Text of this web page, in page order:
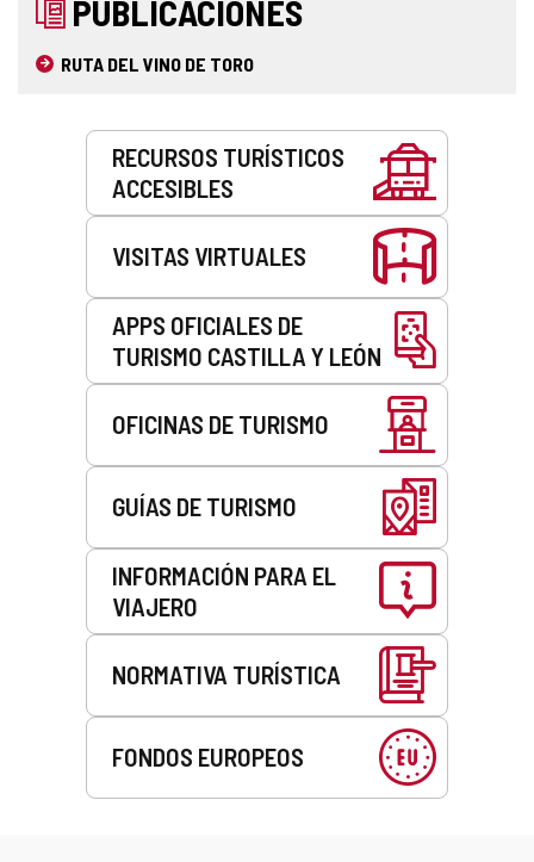
PUBLICACIONES
RUTA DEL VINO DE TORO
RECURSOS TURÍSTICOS
ACCESIBLES
VISITAS VIRTUALES
APPS OFICIALES DE
TURISMO CASTILLA Y LEÓN
OFICINAS DE TURISMO
GUÍAS DE TURISMO
INFORMACIÓN PARA EL
VIAJERO
NORMATIVA TURÍSTICA
FONDOS EUROPEOS